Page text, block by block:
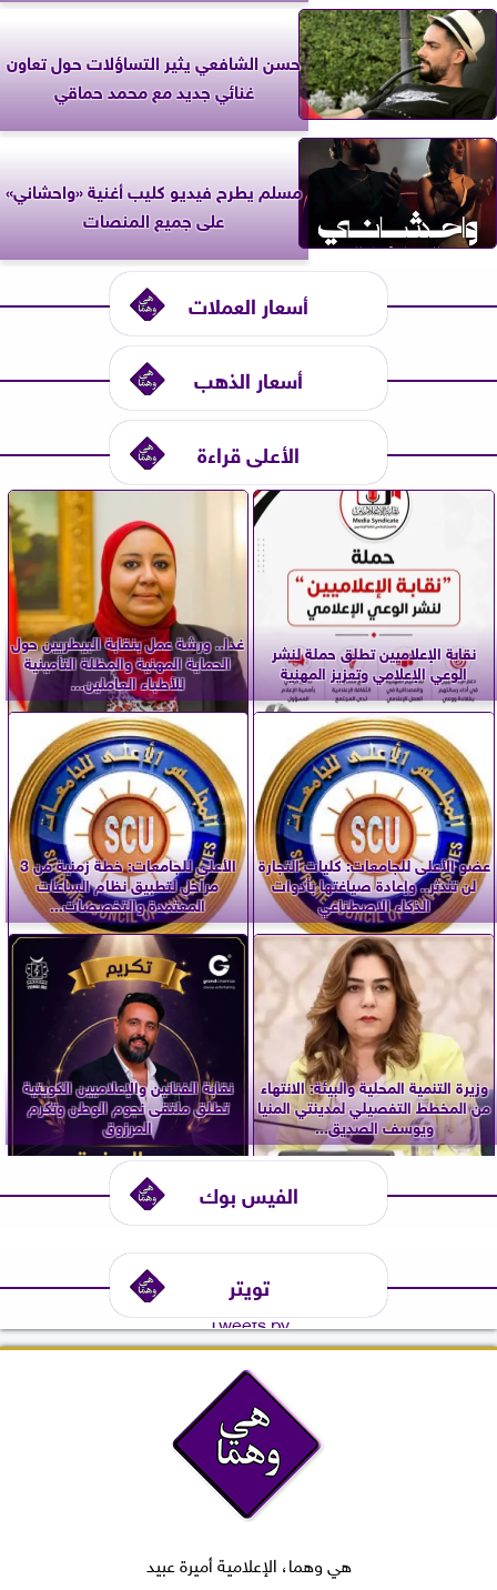
حسن الشافعي يثير التساؤلات حول تعاون
غنائي جديد مع محمد حماقي
مسلم يطرح فيديو كليب أغنية «واحشاني»
على جميع المنصات
أسعار العملات
أسعار الذهب
الأعلى قراءة
نقابة الإعلاميين تطلق حملة لنشر
الوعي الإعلامي وتعزيز المهنية
غدا.. ورشة عمل بنقابة البيطريين حول
الحماية المهنية والمظلة التأمينية
للأطباء العاملين...
عضو الأعلى للجامعات: كليات التجارة
لن تندثر.. وإعادة صياغتها بأدوات
الذكاء الاصطناعي
الأعلى للجامعات: خطة زمنية من 3
مراحل لتطبيق نظام الساعات
المعتمدة والتخصصات...
وزيرة التنمية المحلية والبيئة: الانتهاء
من المخطط التفصيلي لمدينتي المنيا
ويوسف الصديق...
نقابة الفنانين والإعلاميين الكويتية
تطلق ملتقى نجوم الوطن وتكرم
المرزوق
الفيس بوك
تويتر
Tweets by
هي وهما، الإعلامية أميرة عبيد